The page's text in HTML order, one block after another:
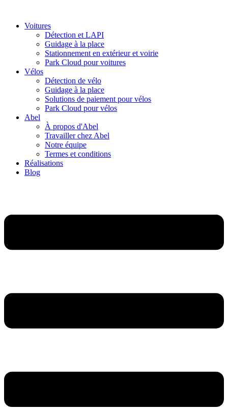
contenuVoitures
Détection et LAPI
Guidage à la place
Stationnement en extérieur et voirie
Park Cloud pour voitures
Vélos
Détection de vélo
Guidage à la place
Solutions de paiement pour vélos
Park Cloud pour vélos
Abel
À propos d'Abel
Travailler chez Abel
Notre équipe
Termes et conditions
Réalisations
Blog